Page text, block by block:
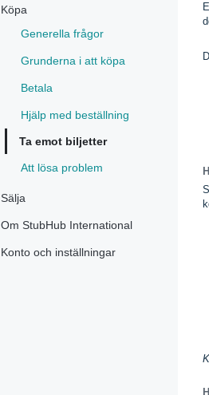
Köpa
Generella frågor
Grunderna i att köpa
Betala
Hjälp med beställning
Ta emot biljetter
Att lösa problem
Sälja
Om StubHub International
Konto och inställningar